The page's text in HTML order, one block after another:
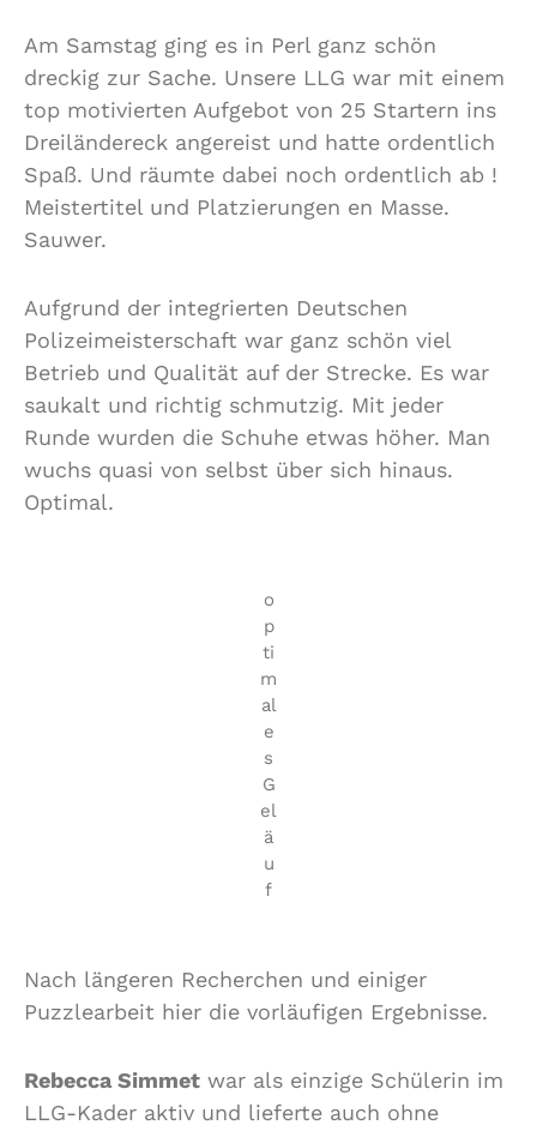
Am Samstag ging es in Perl ganz schön
dreckig zur Sache. Unsere LLG war mit einem
top motivierten Aufgebot von 25 Startern ins
Dreiländereck angereist und hatte ordentlich
Spaß. Und räumte dabei noch ordentlich ab !
Meistertitel und Platzierungen en Masse.
Sauwer.
Aufgrund der integrierten Deutschen
Polizeimeisterschaft war ganz schön viel
Betrieb und Qualität auf der Strecke. Es war
saukalt und richtig schmutzig. Mit jeder
Runde wurden die Schuhe etwas höher. Man
wuchs quasi von selbst über sich hinaus.
Optimal.
o
p
ti
m
al
e
s
G
el
ä
u
f
Nach längeren Recherchen und einiger
Puzzlearbeit hier die vorläufigen Ergebnisse.
Rebecca Simmet war als einzige Schülerin im
LLG-Kader aktiv und lieferte auch ohne